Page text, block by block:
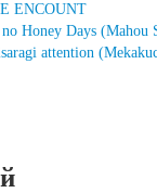
ENCOUNT
Honey Days
attention